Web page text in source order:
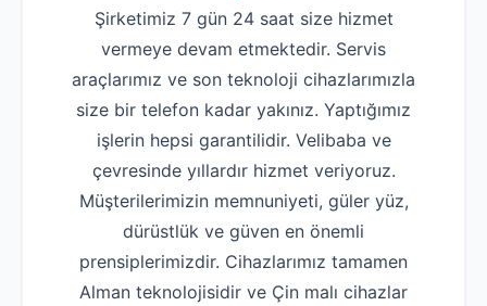
Şirketimiz 7 gün 24 saat size hizmet
vermeye devam etmektedir. Servis
araçlarımız ve son teknoloji cihazlarımızla
size bir telefon kadar yakınız. Yaptığımız
işlerin hepsi garantilidir. Velibaba ve
çevresinde yıllardır hizmet veriyoruz.
Müşterilerimizin memnuniyeti, güler yüz,
dürüstlük ve güven en önemli
prensiplerimizdir. Cihazlarımız tamamen
Alman teknolojisidir ve Çin malı cihazlar